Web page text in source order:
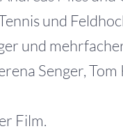
und
und
Senger,
Film.